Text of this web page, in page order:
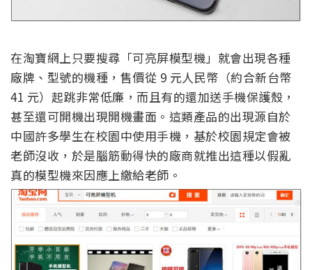
在淘寶網上只要搜尋「可亮屏模型機」就會出現各種
廠牌、型號的機種，售價從 9 元人民幣（約合新台幣
41 元）起跳非常低廉，而且有的還加送手機保護殼，
甚至還可開機出現開機畫面。這類產品的出現源自於
中國許多學生在校園中使用手機，基於校園規定會被
老師沒收，於是腦筋動得快的廠商就推出這種以假亂
真的模型機來因應上繳給老師。